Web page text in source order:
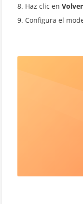
Haz clic en Volver
Configura el